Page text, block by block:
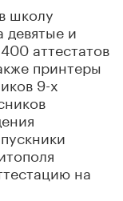
школу
девятые и
аттестатов
принтеры
9-х
на